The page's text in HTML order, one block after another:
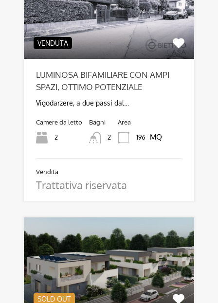
VENDUTA
LUMINOSA BIFAMILIARE CON AMPI
SPAZI, OTTIMO POTENZIALE
Vigodarzere, a due passi dal…
Camere da letto
2
Bagni
2
Area
196
MQ
Vendita
Trattativa riservata
SOLD OUT